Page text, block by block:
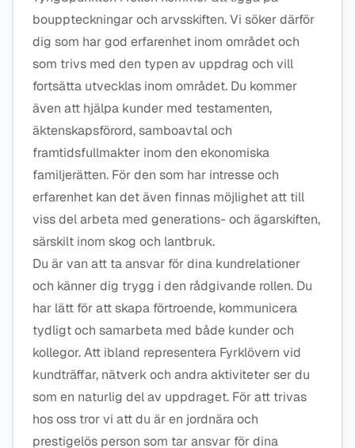
bouppteckningar och arvsskiften. Vi söker därför
dig som har god erfarenhet inom området och
som trivs med den typen av uppdrag och vill
fortsätta utvecklas inom området. Du kommer
även att hjälpa kunder med testamenten,
äktenskapsförord, samboavtal och
framtidsfullmakter inom den ekonomiska
familjerätten. För den som har intresse och
erfarenhet kan det även finnas möjlighet att till
viss del arbeta med generations- och ägarskiften,
särskilt inom skog och lantbruk.
Du är van att ta ansvar för dina kundrelationer
och känner dig trygg i den rådgivande rollen. Du
har lätt för att skapa förtroende, kommunicera
tydligt och samarbeta med både kunder och
kollegor. Att ibland representera Fyrklövern vid
kundträffar, nätverk och andra aktiviteter ser du
som en naturlig del av uppdraget. För att trivas
hos oss tror vi att du är en jordnära och
prestigelös person som tar ansvar för dina